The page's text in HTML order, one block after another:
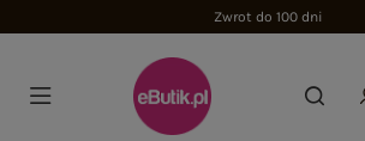
Zwrot do 100 dni